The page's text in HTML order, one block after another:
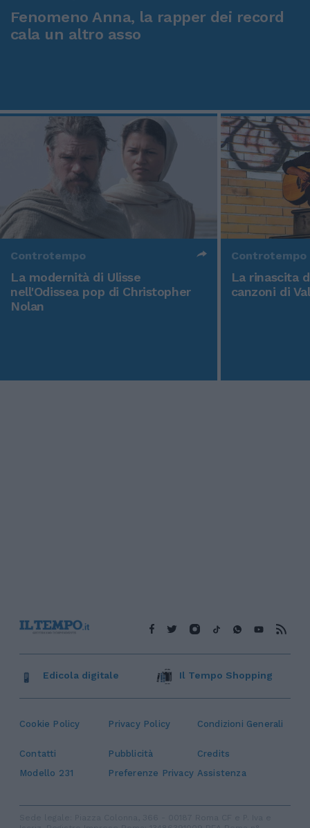
Fenomeno Anna, la rapper dei record
cala un altro asso
Controtempo
La modernità di Ulisse
nell'Odissea pop di Christopher
Nolan
Controtempo
La rinascita
canzoni di
Cookie Policy Privacy Policy Condizioni Generali
Contatti Pubblicità
Credits
Modello 231
Preferenze Privacy Assistenza
Edicola digitale Il Tempo Shopping